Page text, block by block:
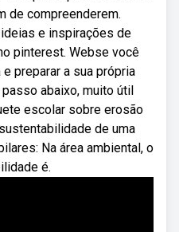
de compreenderem.
e inspirações de
pinterest. Webse você
preparar a sua própria
abaixo, muito útil
escolar sobre erosão
de uma
Na área ambiental, o
é.